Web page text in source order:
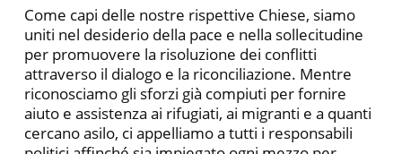
Come capi delle nostre rispettive Chiese, siamo
uniti nel desiderio della pace e nella sollecitudine
per promuovere la risoluzione dei conflitti
attraverso il dialogo e la riconciliazione. Mentre
riconosciamo gli sforzi già compiuti per fornire
aiuto e assistenza ai rifugiati, ai migranti e a quanti
cercano asilo, ci appelliamo a tutti i responsabili